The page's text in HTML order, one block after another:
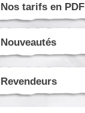
Nos tarifs en PDF
Nouveautés
Revendeurs